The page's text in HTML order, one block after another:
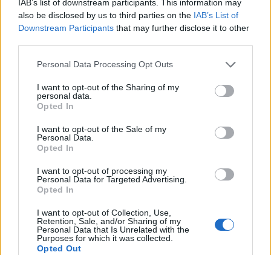
IAB’s list of downstream participants. This information may
also be disclosed by us to third parties on the IAB’s List of
Downstream Participants that may further disclose it to other
Personal Data Processing Opt Outs
I want to opt-out of the Sharing of my
personal data.
Opted In
I want to opt-out of the Sale of my
Personal Data.
Opted In
I want to opt-out of processing my
Personal Data for Targeted Advertising.
Opted In
I want to opt-out of Collection, Use,
Retention, Sale, and/or Sharing of my
Personal Data that Is Unrelated with the
Purposes for which it was collected.
Opted Out